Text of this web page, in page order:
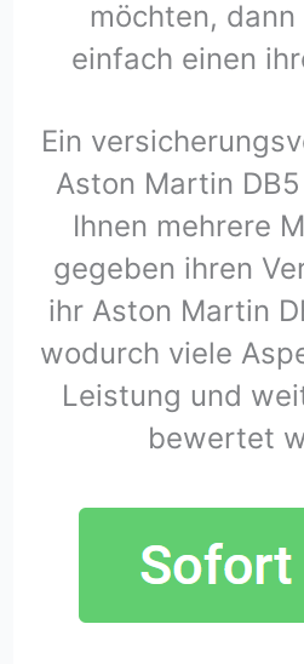
möchten,
einfach einen
Ein
Aston Martin
Ihnen mehrere
gegeben ihren
ihr Aston Martin
wodurch viele
Leistung und
bewertet